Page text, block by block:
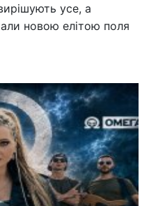
усе, а
новою елітою поля